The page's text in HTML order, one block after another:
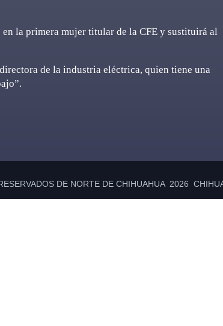
la primera mujer titular de la CFE y sustituirá al
de la industria eléctrica, quien tiene una
DE NORTE DE CHIHUAHUA 2026